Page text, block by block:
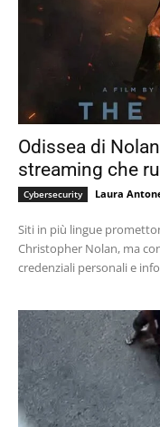
Odissea di
streaming che
Cybersecurity Laura
Siti in più lingue
Christopher Nolan, ma